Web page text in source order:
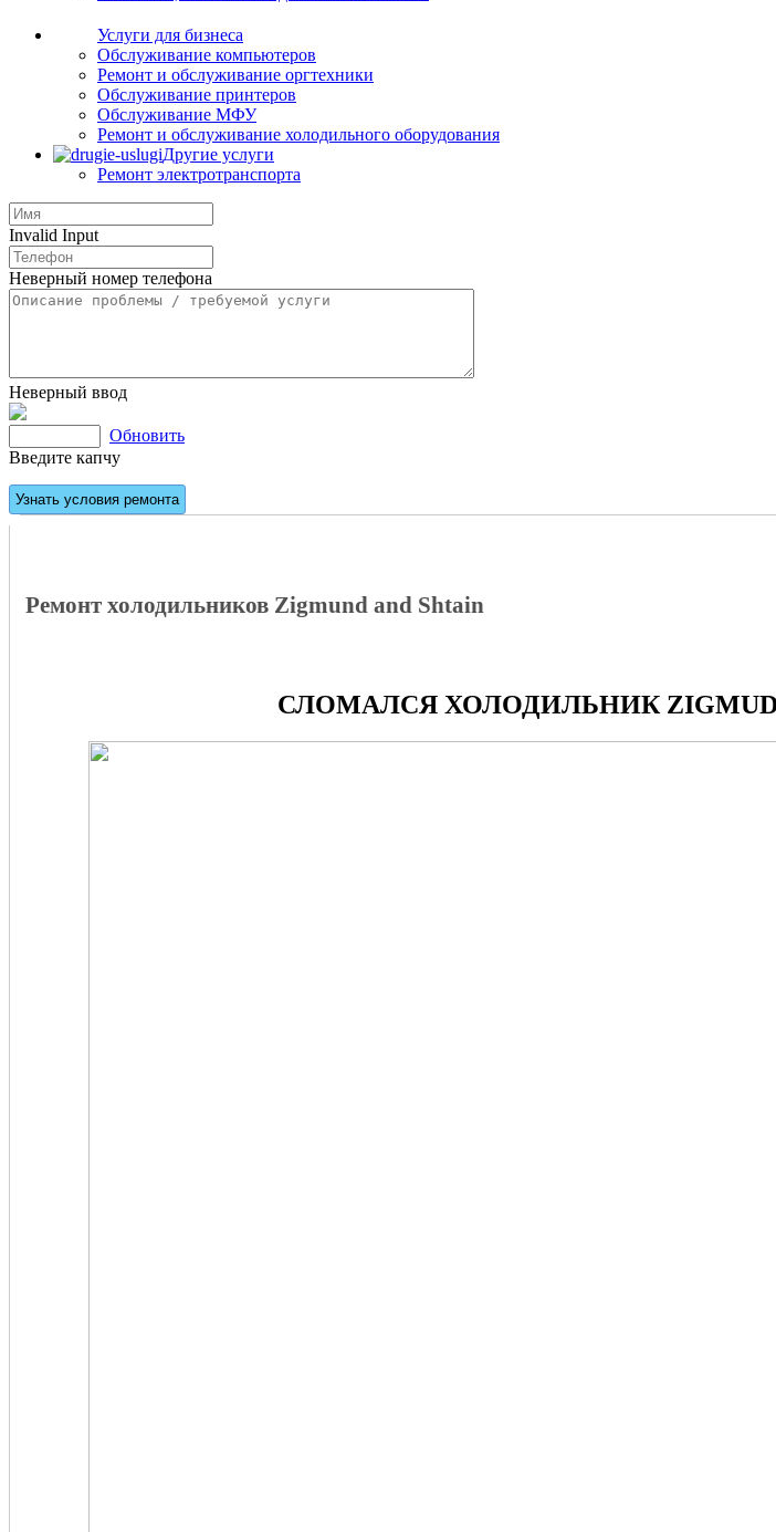
Услуги для бизнеса
Обслуживание компьютеров
Ремонт и обслуживание оргтехники
Обслуживание принтеров
Обслуживание МФУ
Ремонт и обслуживание холодильного оборудования
Другие услуги
Ремонт электротранспорта
Invalid Input
Неверный номер телефона
Неверный ввод
Обновить
Введите капчу
Ремонт холодильников Zigmund and Shtain
СЛОМАЛСЯ ХОЛОДИЛЬНИК